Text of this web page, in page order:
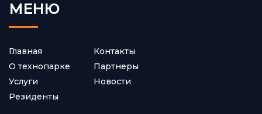
МЕНЮ
Главная
О технопарке
Услуги
Резиденты
Контакты
Партнеры
Новости